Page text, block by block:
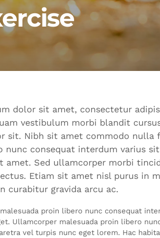
dolor sit amet, consectetur
vestibulum morbi blandit
sit. Nibh sit amet commodo nulla
nunc consequat interdum varius
amet. Sed ullamcorper morbi
Etiam sit amet nisl purus in
curabitur gravida arcu ac.
proin libero nunc consequat
Ullamcorper malesuada proin libero
vel turpis nunc eget lorem. Hac